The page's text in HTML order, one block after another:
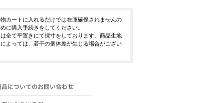
カートに入れるだけでは在庫確保されませんの
に購入手続きをしてください。
全て平置きにて採寸をしております。商品生地
よっては、若干の個体差が生じる場合がござい